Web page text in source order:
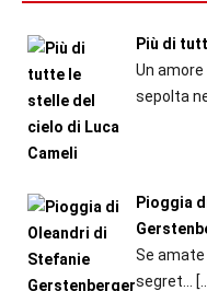
Più di
Un
sepolta
Pioggia
Se
segret...